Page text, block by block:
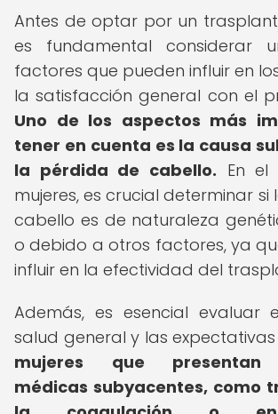
Antes de optar por un
es fundamental considerar
factores que pueden influir en
la satisfacción general con el
Uno de los aspectos más
tener en cuenta es la causa
la pérdida de cabello. En
mujeres, es crucial determinar
cabello es de naturaleza
o debido a otros factores, ya
influir en la efectividad del
Además, es esencial evaluar
salud general y las expectativas
mujeres que presentan
médicas subyacentes, como